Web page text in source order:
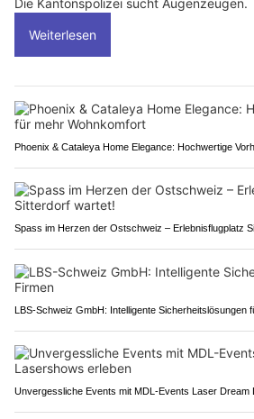
Weiterlesen
Phoenix & Cataleya Home Elegance: Hochwertige
Spass im Herzen der Ostschweiz – Erlebnisflugplatz
LBS-Schweiz GmbH: Intelligente Sicherheitslösungen
Unvergessliche Events mit MDL-Events Laser